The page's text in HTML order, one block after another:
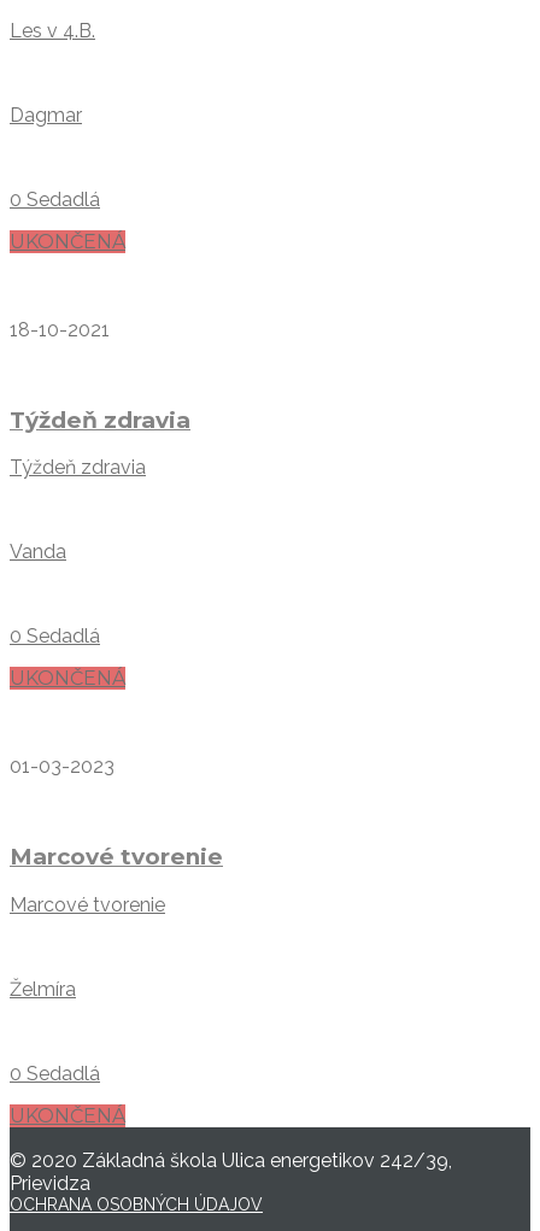
Les v 4.B.
Dagmar
0 Sedadlá
UKONČENÁ
18-10-2021
Týždeň zdravia
Týždeň zdravia
Vanda
0 Sedadlá
UKONČENÁ
01-03-2023
Marcové tvorenie
Marcové tvorenie
Želmíra
0 Sedadlá
UKONČENÁ
© 2020 Základná škola Ulica energetikov 242/39,
Prievidza
OCHRANA OSOBNÝCH ÚDAJOV